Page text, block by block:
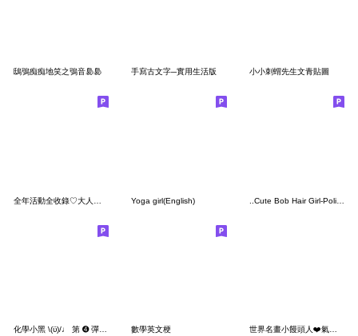
鴟鴞痴痴地笑之鴞音裊裊 手寫古文字─實用生活版 小小刺蝟先生文青貼圖
Yoga girl(English) ..Cute Bob Hair Girl-Polite Style-..
數學英文梗 世界名畫小饅頭人❤️氣質款萬用日常3